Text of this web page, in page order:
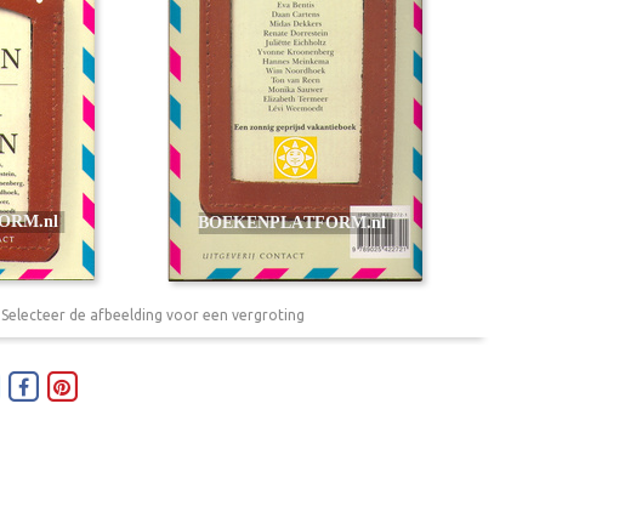
Selecteer de afbeelding voor een vergroting